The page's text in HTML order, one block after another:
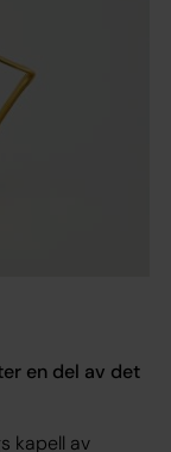
en del av det
kapell av